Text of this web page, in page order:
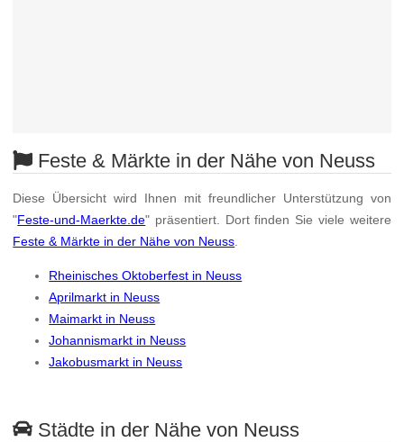
Feste & Märkte in der Nähe von Neuss
Diese Übersicht wird Ihnen mit freundlicher Unterstützung von
"Feste-und-Maerkte.de" präsentiert. Dort finden Sie viele weitere
Feste & Märkte in der Nähe von Neuss
Rheinisches Oktoberfest in Neuss
Aprilmarkt in Neuss
Maimarkt in Neuss
Johannismarkt in Neuss
Jakobusmarkt in Neuss
Städte in der Nähe von Neuss